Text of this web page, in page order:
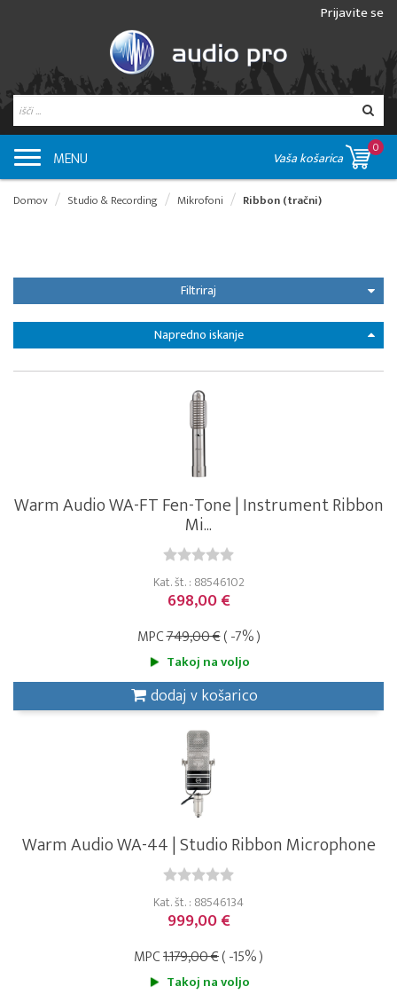
Prijavite se
MENU Vaša košarica
0
Domov Studio & Recording Mikrofoni Ribbon (tračni)
Filtriraj
Napredno iskanje
Warm Audio WA-FT Fen-Tone | Instrument Ribbon
Mi...
Kat. št. : 88546102
698,00 €
MPC749,00 €( -7% )
Takoj na voljo
dodaj v košarico
Warm Audio WA-44 | Studio Ribbon Microphone
Kat. št. : 88546134
999,00 €
MPC1.179,00 €( -15% )
Takoj na voljo